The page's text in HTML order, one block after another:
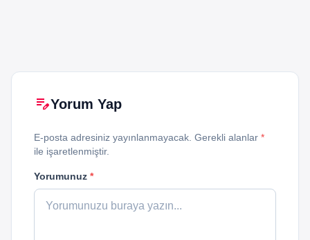
edit_noteYorum Yap
E-posta adresiniz yayınlanmayacak. Gerekli alanlar *
ile işaretlenmiştir.
Yorumunuz *